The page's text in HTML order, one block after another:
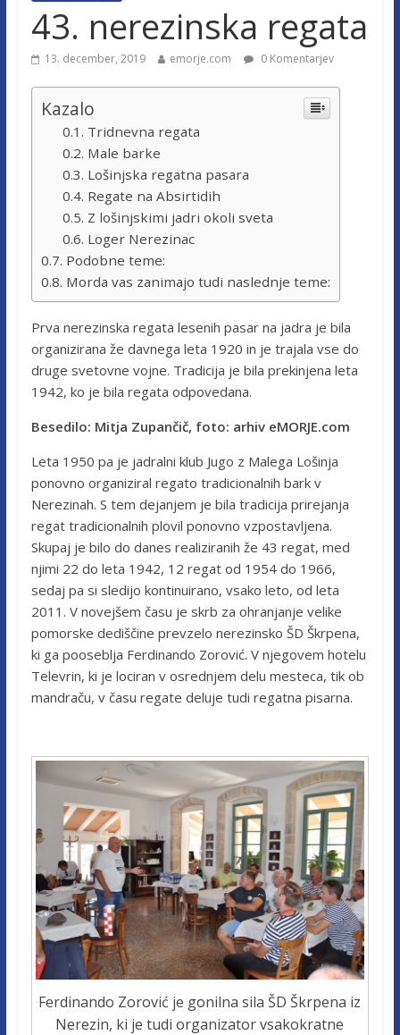
43. nerezinska regata
13. december, 2019 emorje.com 0 Komentarjev
Kazalo
Tridnevna regata
Male barke
Lošinjska regatna pasara
Regate na Absirtidih
Z lošinjskimi jadri okoli sveta
Loger Nerezinac
Podobne teme:
Morda vas zanimajo tudi naslednje teme:
Prva nerezinska regata lesenih pasar na jadra je bila
organizirana že davnega leta 1920 in je trajala vse do
druge svetovne vojne. Tradicija je bila prekinjena leta
1942, ko je bila regata odpovedana.
Besedilo: Mitja Zupančič, foto: arhiv eMORJE.com
Leta 1950 pa je jadralni klub Jugo z Malega Lošinja
ponovno organiziral regato tradicionalnih bark v
Nerezinah. S tem dejanjem je bila tradicija prirejanja
regat tradicionalnih plovil ponovno vzpostavljena.
Skupaj je bilo do danes realiziranih že 43 regat, med
njimi 22 do leta 1942, 12 regat od 1954 do 1966,
sedaj pa si sledijo kontinuirano, vsako leto, od leta
2011. V novejšem času je skrb za ohranjanje velike
pomorske dediščine prevzelo nerezinsko ŠD Škrpena,
ki ga pooseblja Ferdinando Zorović. V njegovem hotelu
Televrin, ki je lociran v osrednjem delu mesteca, tik ob
mandraču, v času regate deluje tudi regatna pisarna.
Ferdinando Zorović je gonilna sila ŠD Škrpena iz
Nerezin, ki je tudi organizator vsakokratne